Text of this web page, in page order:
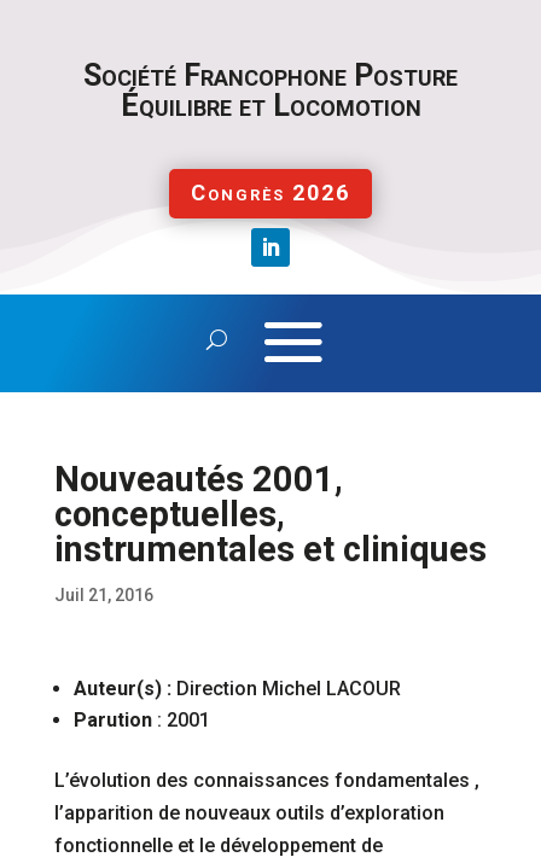
Société Francophone Posture
Équilibre et Locomotion
Congrès 2026
Nouveautés 2001,
conceptuelles,
instrumentales et cliniques
Juil 21, 2016
Auteur(s) :Direction Michel LACOUR
Parution: 2001
L’évolution des connaissances fondamentales ,
l’apparition de nouveaux outils d’exploration
fonctionnelle et le développement de